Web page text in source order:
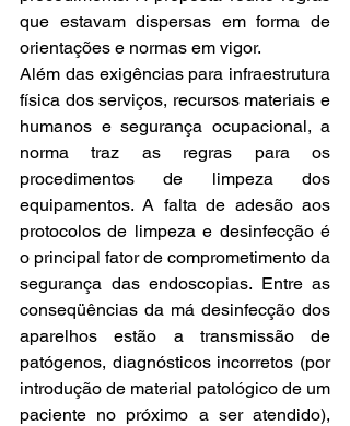
que estavam dispersas em forma de
orientações e normas em vigor.
Além das exigências para infraestrutura
física dos serviços, recursos materiais e
humanos e segurança ocupacional, a
norma traz as regras para os
procedimentos de limpeza dos
equipamentos. A falta de adesão aos
protocolos de limpeza e desinfecção é
o principal fator de comprometimento da
segurança das endoscopias. Entre as
conseqüências da má desinfecção dos
aparelhos estão a transmissão de
patógenos, diagnósticos incorretos (por
introdução de material patológico de um
paciente no próximo a ser atendido),